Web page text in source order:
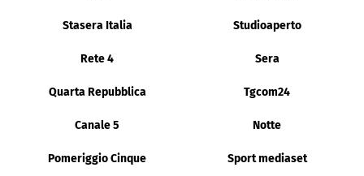
Stasera Italia Studioaperto
Rete 4 Sera
Quarta Repubblica Tgcom24
Canale 5 Notte
Pomeriggio Cinque Sport mediaset